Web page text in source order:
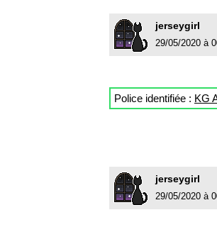
jerseygirl
29/05/2020 à
Police identifiée : KG
jerseygirl
29/05/2020 à